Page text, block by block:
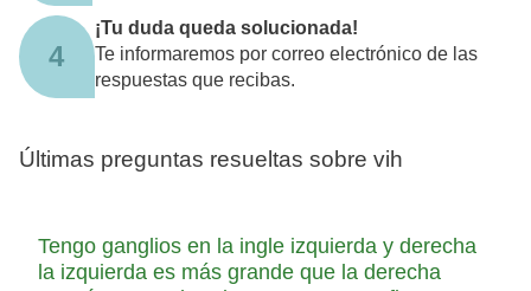
4
¡Tu duda queda solucionada!
Te informaremos por correo electrónico de las
respuestas que recibas.
Últimas preguntas resueltas sobre vih
Tengo ganglios en la ingle izquierda y derecha
la izquierda es más grande que la derecha